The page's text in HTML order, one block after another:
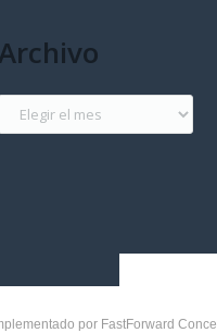
Archivo
por FastForward